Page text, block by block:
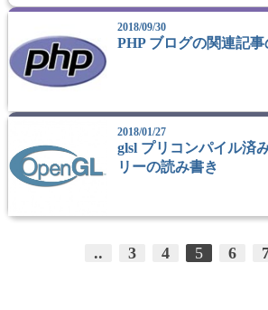
2018/09/30
PHP ブログの関連記
2018/01/27
glsl プリコンパイル済
リーの読み書き
.. 3 4 5 6